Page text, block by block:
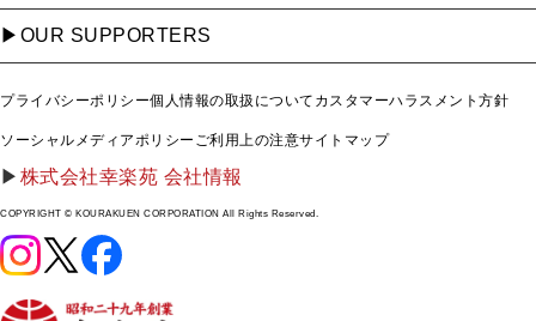
OUR SUPPORTERS
プライバシーポリシー個人情報の取扱について カスタマーハラスメント方針
ソーシャルメディアポリシー ご利用上の注意サイトマップ
株式会社幸楽苑 会社情報
COPYRIGHT © KOURAKUEN CORPORATION All Rights Reserved.